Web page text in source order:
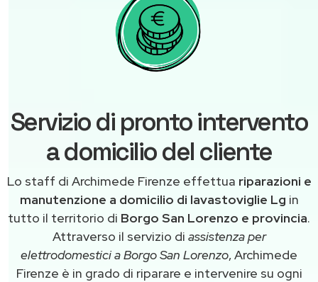
Servizio di pronto intervento
a domicilio del cliente
Lo staff di Archimede Firenze effettua riparazioni e
manutenzione a domicilio di lavastoviglie Lg in
tutto il territorio di Borgo San Lorenzo e provincia.
Attraverso il servizio di assistenza per
elettrodomestici a Borgo San Lorenzo, Archimede
Firenze è in grado di riparare e intervenire su ogni